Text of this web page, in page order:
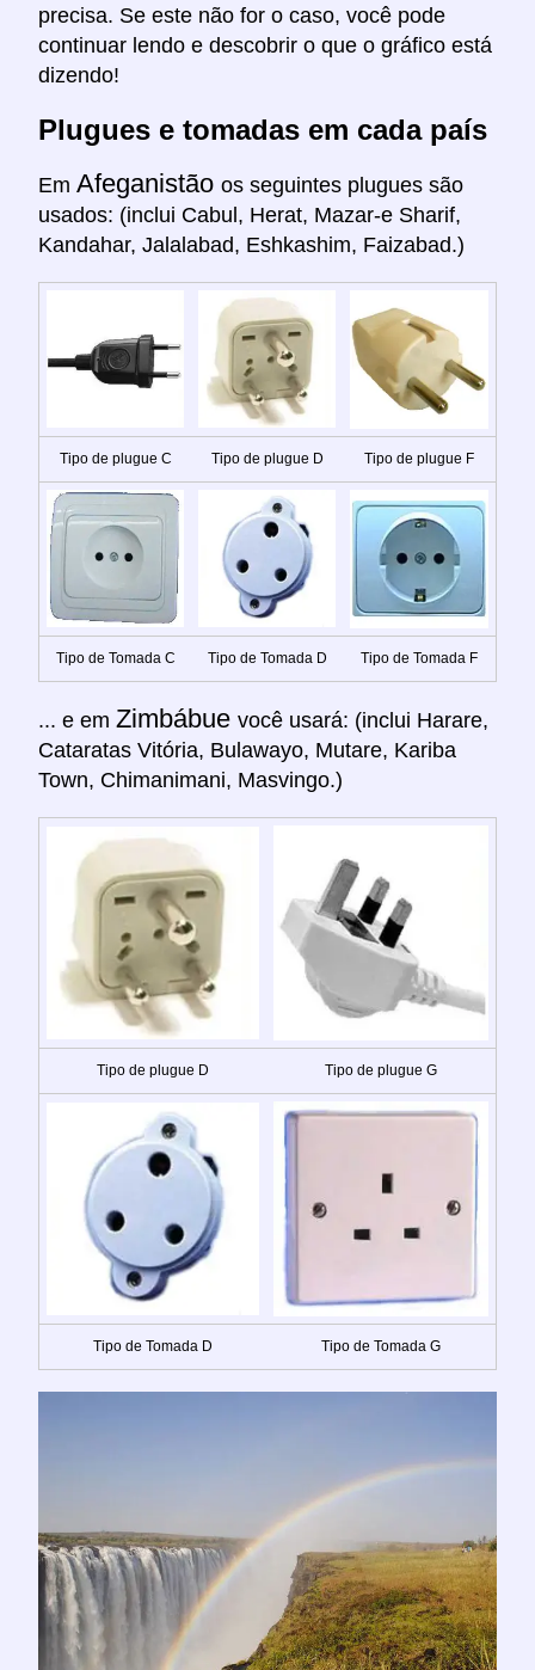
precisa. Se este não for o caso, você pode
continuar lendo e descobrir o que o gráfico está
dizendo!
Plugues e tomadas em cada país
Em Afeganistão os seguintes plugues são
usados: (inclui Cabul, Herat, Mazar-e Sharif,
Kandahar, Jalalabad, Eshkashim, Faizabad.)
Tipo de plugue C Tipo de plugue D Tipo de plugue F
Tipo de Tomada C Tipo de Tomada D Tipo de Tomada F
... e em Zimbábue você usará: (inclui Harare,
Cataratas Vitória, Bulawayo, Mutare, Kariba
Town, Chimanimani, Masvingo.)
Tipo de plugue D Tipo de plugue G
Tipo de Tomada D Tipo de Tomada G